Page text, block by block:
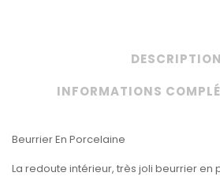
DESCRIPTION
INFORMATIONS
Beurrier En Porcelaine
La redoute intérieur, très joli beurrier en